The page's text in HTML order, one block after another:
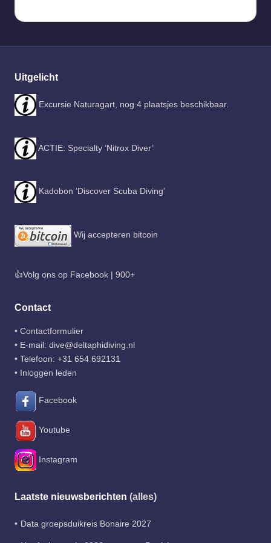
Uitgelicht
Excursie Naturagart, nog 4 plaatsjes beschikbaar.
ACTIE: Specialty ‘Nitrox Diver’
Kadobon ‘Discover Scuba Diving’
Wij accepteren bitcoin
👍Volg ons op Facebook | 900+
Contact
• Contactformulier
• E-mail: dive@deltaphidiving.nl
• Telefoon: +31 654 692131
• Inloggen leden
Facebook
Youtube
Instagram
Laatste nieuwsberichten (alles)
Data groepsduikreis Bonaire 2027